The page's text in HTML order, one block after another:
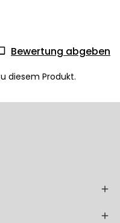
Bewertung abgeben
diesem Produkt.